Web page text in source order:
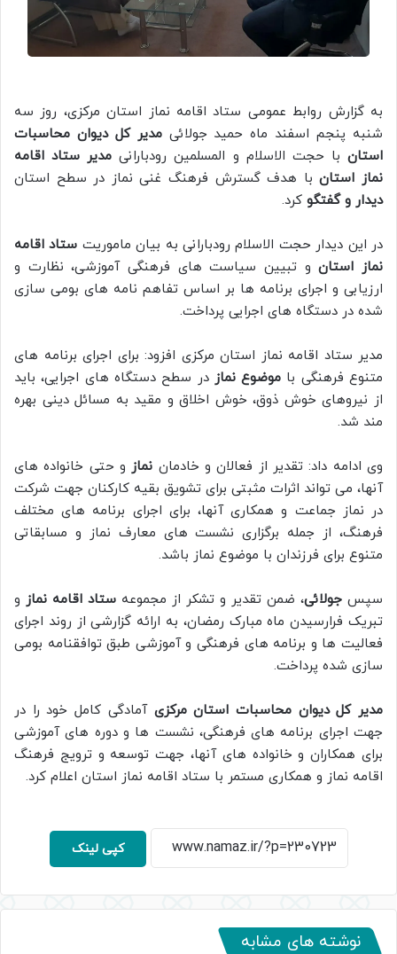
به گزارش روابط عمومی ستاد اقامه نماز استان مرکزی، روز سه
شنبه پنجم اسفند ماه حمید جولائیمدیر کل دیوان محاسبات
استانبا حجت الاسلام و المسلمین رودبارانی مدیر ستاد اقامه
نماز استانبا هدف گسترش فرهنگ غنی نماز در سطح استان
دیدار و گفتگو کرد.
در این دیدار حجت الاسلام رودبارانی به بیان ماموریت ستاد اقامه
نماز استانو تبیین سیاست های فرهنگی آموزشی، نظارت و
ارزیابی و اجرای برنامه ها بر اساس تفاهم نامه های بومی سازی
شده در دستگاه های اجرایی پرداخت.
مدیر ستاد اقامه نماز استان مرکزی افزود: برای اجرای برنامه های
متنوع فرهنگی با موضوع نماز در سطح دستگاه های اجرایی، باید
از نیروهای خوش ذوق، خوش اخلاق و مقید به مسائل دینی بهره
مند شد.
وی ادامه داد: تقدیر از فعالان و خادمان نماز و حتی خانواده های
آنها، می تواند اثرات مثبتی برای تشویق بقیه کارکنان جهت شرکت
در نماز جماعت و همکاری آنها، برای اجرای برنامه های مختلف
فرهنگ، از جمله برگزاری نشست های معارف نماز و مسابقاتی
متنوع برای فرزندان با موضوع نماز باشد.
سپس جولائی، ضمن تقدیر و تشکر از مجموعه ستاد اقامه نماز و
تبریک فرارسیدن ماه مبارک رمضان، به ارائه گزارشی از روند اجرای
فعالیت ها و برنامه های فرهنگی و آموزشی طبق توافقنامه بومی
سازی شده پرداخت.
مدیر کل دیوان محاسبات استان مرکزی آمادگی کامل خود را در
جهت اجرای برنامه های فرهنگی، نشست ها و دوره های آموزشی
برای همکاران و خانواده های آنها، جهت توسعه و ترویج فرهنگ
اقامه نماز و همکاری مستمر با ستاد اقامه نماز استان اعلام کرد.
کپی لینک
نوشته های مشابه